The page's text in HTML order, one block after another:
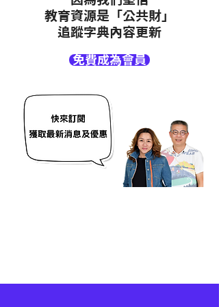
教育資源是「公共財」
追蹤字典內容更新
免費成為會員